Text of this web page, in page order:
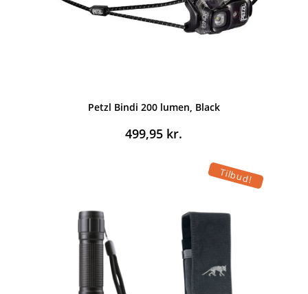
Petzl Bindi 200 lumen, Black
499,95 kr.
Tilbud!